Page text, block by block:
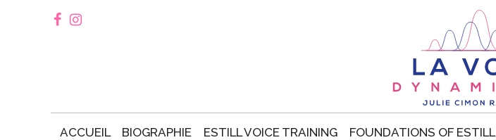
ACCUEIL BIOGRAPHIE ESTILL VOICE TRAINING FOUNDATIONS OF ESTILL